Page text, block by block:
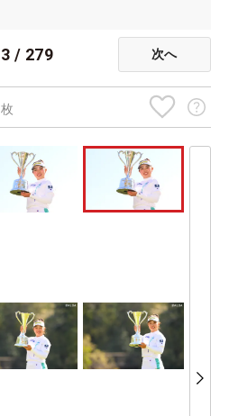
3 / 279 次へ
枚